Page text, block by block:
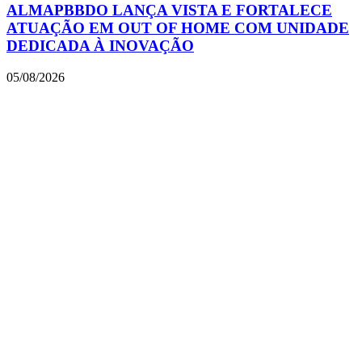
ALMAPBBDO LANÇA VISTA E FORTALECE
ATUAÇÃO EM OUT OF HOME COM UNIDADE
DEDICADA À INOVAÇÃO
05/08/2026